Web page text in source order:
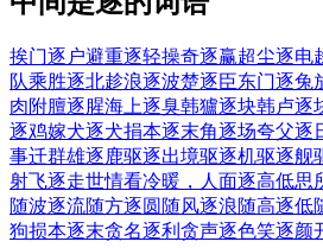
挨门逐户避重逐轻操奇逐赢超尘逐电
队乘胜逐北趁浪逐波楚逐臣东门逐兔
肉附膻逐腥海上逐臭韩獹逐块韩卢逐
逐鸡嫁犬逐犬捐本逐末角逐场夸父逐
事迁群雄逐鹿驱逐出境驱逐机驱逐舰
射飞逐走世情看冷暖，人面逐高低思
随波逐流随方逐圆 随风逐浪随高逐低
狗损本逐末贪名逐利 贪声逐色笑逐颜